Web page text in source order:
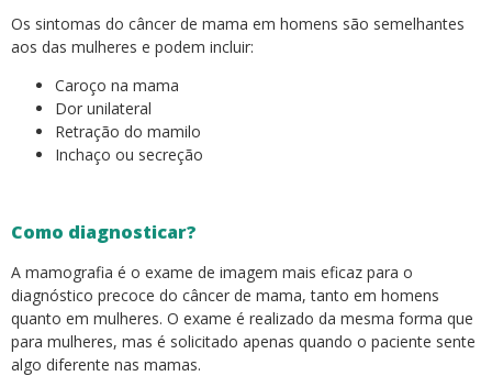
Os sintomas do câncer de mama em homens são semelhantes
aos das mulheres e podem incluir:
Caroço na mama
Dor unilateral
Retração do mamilo
Inchaço ou secreção
Como diagnosticar?
A mamografia é o exame de imagem mais eficaz para o
diagnóstico precoce do câncer de mama, tanto em homens
quanto em mulheres. O exame é realizado da mesma forma que
para mulheres, mas é solicitado apenas quando o paciente sente
algo diferente nas mamas.